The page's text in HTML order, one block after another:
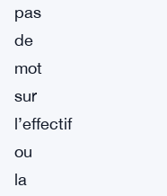
pas
de
mot
sur
l’effectif
ou
la